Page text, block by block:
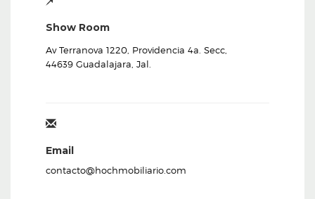
Show Room
Av Terranova 1220, Providencia 4a. Secc,
44639 Guadalajara, Jal.
Email
contacto@hochmobiliario.com